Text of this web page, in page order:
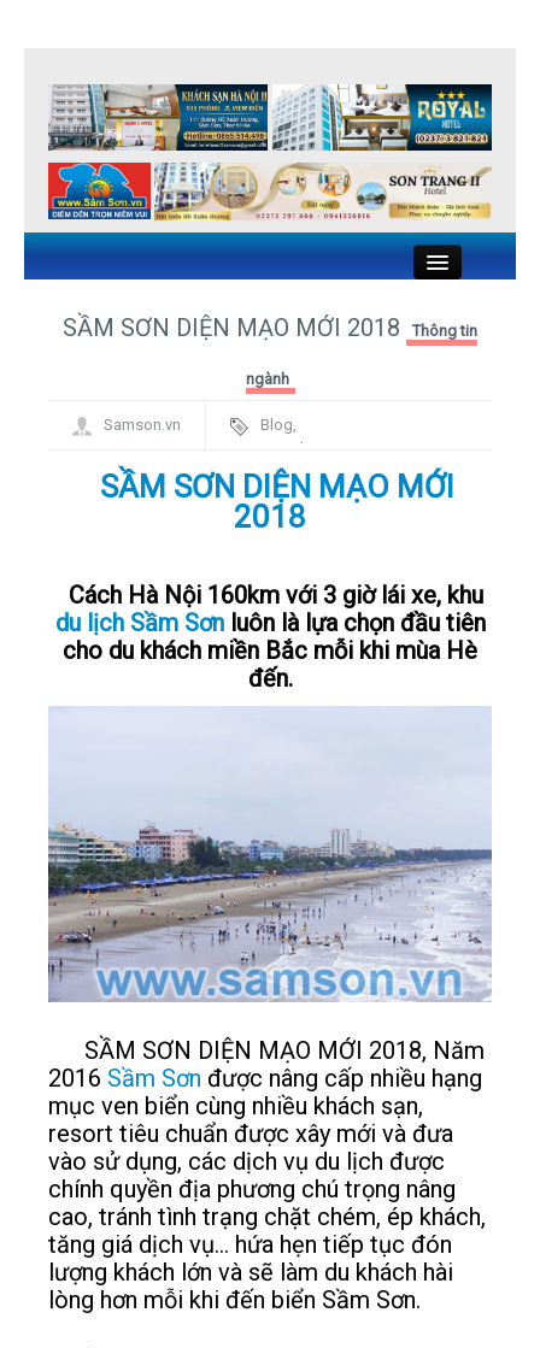
KHÁCH SẠN SẦM SƠN
NHÀ NGHỈ SẦM SƠN
NHÀ HÀNG HẢI SẢN SẦM SƠN
SẦM SƠN DIỆN MẠO MỚI 2018 Thông tin
ngành
Samson.vn Blog
Framework
SẦM SƠN DIỆN MẠO MỚI
2018
Cách Hà Nội 160km với 3 giờ lái xe, khu
du lịch Sầm Sơnluôn là lựa chọn đầu tiên
cho du khách miền Bắc mỗi khi mùa Hè
đến.
SẦM SƠN DIỆN MẠO MỚI 2018, Năm
2016 Sầm Sơn được nâng cấp nhiều hạng
mục ven biển cùng nhiều khách sạn,
resort tiêu chuẩn được xây mới và đưa
vào sử dụng, các dịch vụ du lịch được
chính quyền địa phương chú trọng nâng
cao, tránh tình trạng chặt chém, ép khách,
tăng giá dịch vụ... hứa hẹn tiếp tục đón
lượng khách lớn và sẽ làm du khách hài
lòng hơn mỗi khi đến biển Sầm Sơn.